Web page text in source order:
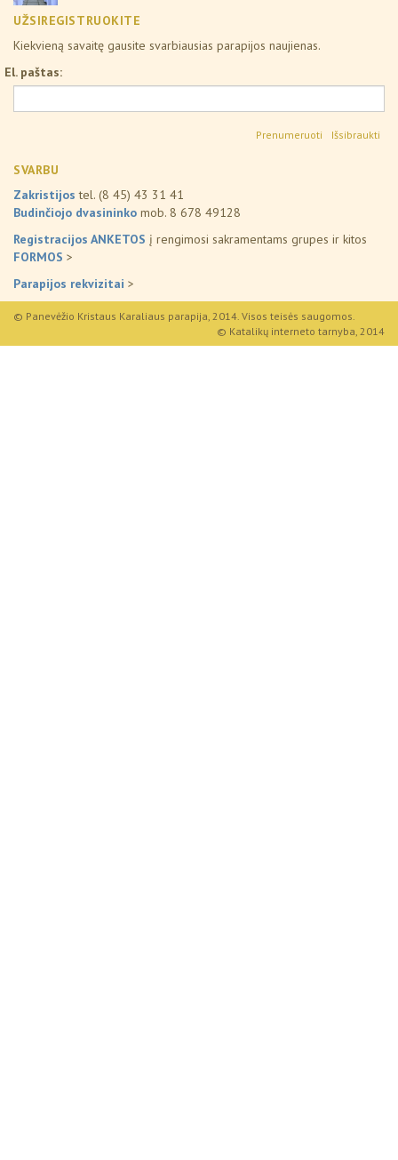
UŽSIREGISTRUOKITE
Kiekvieną savaitę gausite svarbiausias parapijos naujienas.
El. paštas:
Išsibraukti
SVARBU
Zakristijos tel. (8 45) 43 31 41
Budinčiojo dvasininko mob. 8 678 49128
Registracijos ANKETOS į rengimosi sakramentams grupes ir kitos
FORMOS >
Parapijos rekvizitai >
© Panevėžio Kristaus Karaliaus parapija, 2014. Visos teisės saugomos.
© Katalikų interneto tarnyba, 2014